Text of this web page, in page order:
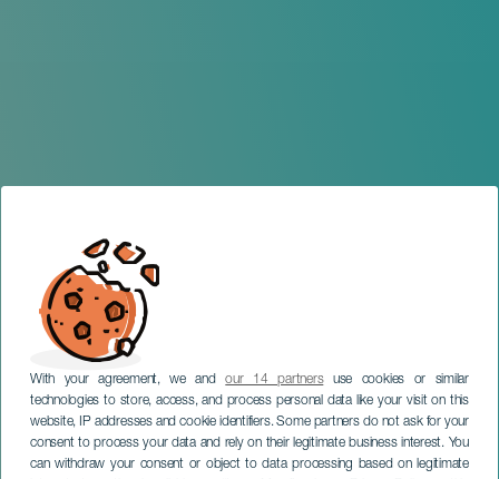
With your agreement, we andour 14 partnersuse cookies or similar
technologies to store, access, and process personal data like your visit on this
website, IP addresses and cookie identifiers. Some partners do not ask for your
consent to process your data and rely on their legitimate business interest. You
can withdraw your consent or object to data processing based on legitimate
LANZAROTE